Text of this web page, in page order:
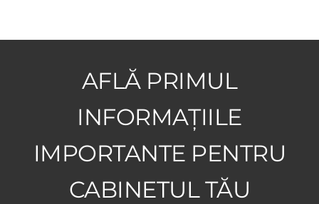
AFLĂ PRIMUL
INFORMAȚIILE
IMPORTANTE PENTRU
CABINETUL TĂU